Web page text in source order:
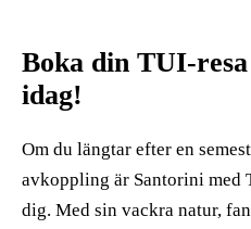
Boka din TUI-
idag!
Om du längtar efter en
avkoppling är Santorini med
dig. Med sin vackra natur,